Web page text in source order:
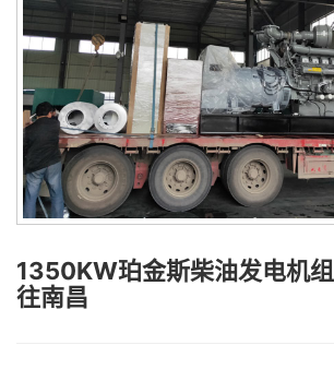
1350KW珀金斯柴油发电机
往南昌